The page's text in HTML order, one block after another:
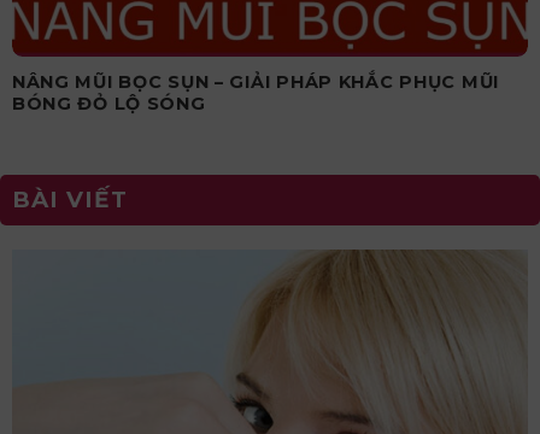
NÂNG MŨI BỌC SỤN – GIẢI PHÁP KHẮC PHỤC MŨI
BÓNG ĐỎ LỘ SÓNG
BÀI VIẾT